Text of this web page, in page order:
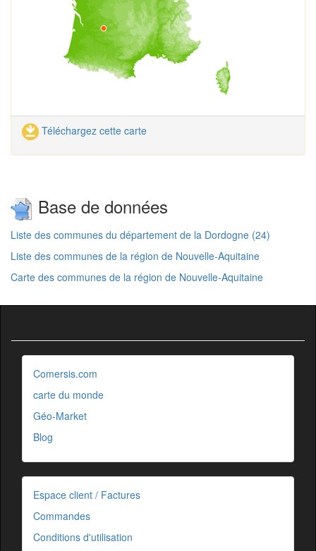
Téléchargez cette carte
Base de données
Liste des communes du département de la Dordogne (24)
Liste des communes de la région de Nouvelle-Aquitaine
Carte des communes de la région de Nouvelle-Aquitaine
Comersis.com
carte du monde
Géo-Market
Blog
Espace client / Factures
Commandes
Conditions d'utilisation